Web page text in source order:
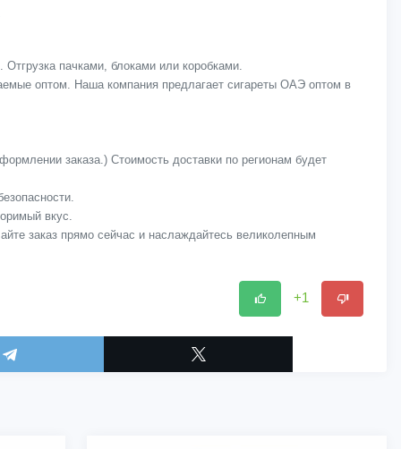
пачками, блоками или коробками.
оптом. Наша компания предлагает сигареты ОАЭ оптом в
заказа.) Стоимость доставки по регионам будет
вкус.
заказ прямо сейчас и наслаждайтесь великолепным
+1